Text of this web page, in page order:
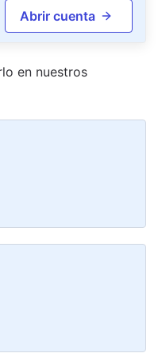
Abrir cuenta
en nuestros